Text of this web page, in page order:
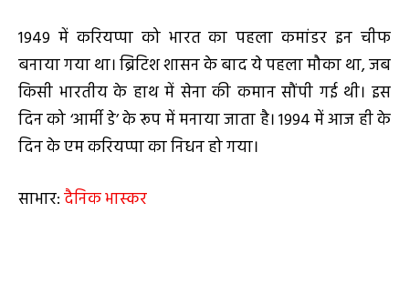
1949 में करियप्पा को भारत का पहला कमांडर इन चीफ
बनाया गया था। ब्रिटिश शासन के बाद ये पहला मौका था, जब
किसी भारतीय के हाथ में सेना की कमान सौंपी गई थी। इस
दिन को ‘आर्मी डे’ के रूप में मनाया जाता है। 1994 में आज ही के
दिन के एम करियप्पा का निधन हो गया।
साभार:दैनिक भास्कर